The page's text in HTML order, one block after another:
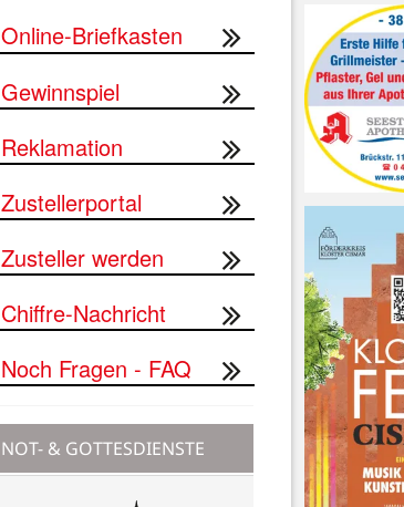
Online-Briefkasten
Gewinnspiel
Reklamation
Zustellerportal
Zusteller werden
Chiffre-Nachricht
Noch Fragen - FAQ
NOT- & GOTTESDIENSTE